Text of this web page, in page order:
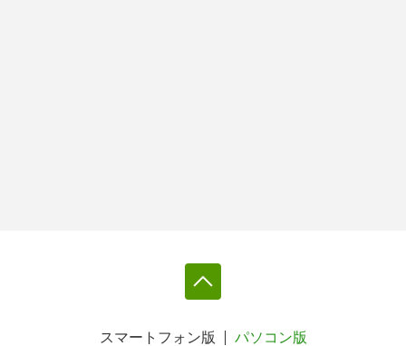
スマートフォン版 パソコン版